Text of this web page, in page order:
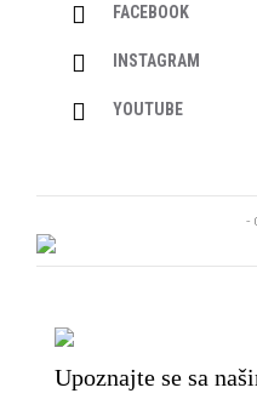
FACEBOOK
INSTAGRAM
YOUTUBE
-
Upoznajte se sa